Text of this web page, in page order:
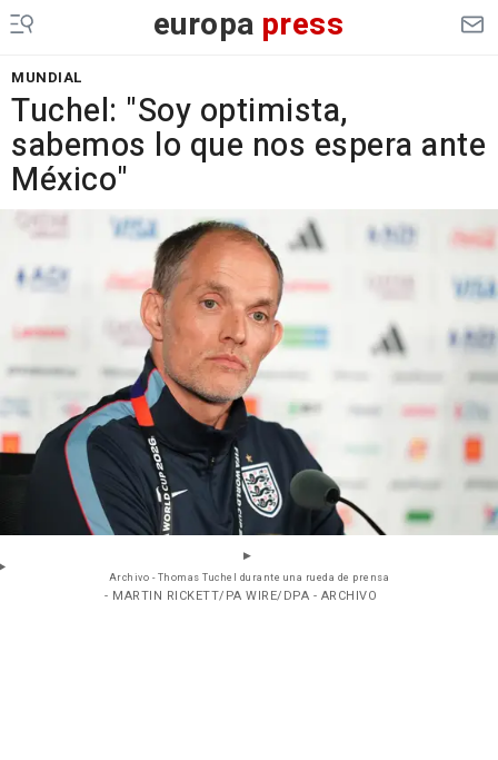
europa press
MUNDIAL
Tuchel: "Soy optimista,
sabemos lo que nos espera ante
México"
Archivo - Thomas Tuchel durante una rueda de prensa
- MARTIN RICKETT/PA WIRE/DPA - ARCHIVO